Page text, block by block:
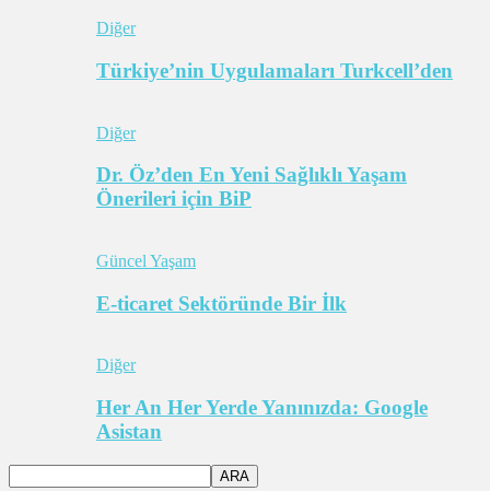
Diğer
Türkiye’nin Uygulamaları Turkcell’den
Diğer
Dr. Öz’den En Yeni Sağlıklı Yaşam
Önerileri için BiP
Güncel Yaşam
E-ticaret Sektöründe Bir İlk
Diğer
Her An Her Yerde Yanınızda: Google
Asistan